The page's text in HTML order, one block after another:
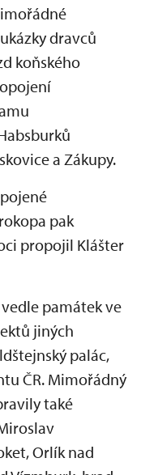
dravců
koňského
a Zákupy.
pak
propojil Klášter
památek ve
jiných
palác,
ČR. Mimořádný
také
Orlík nad